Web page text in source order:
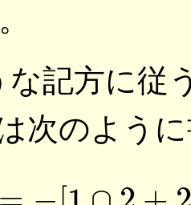
な記方に
次のよう
V( 配置 )=